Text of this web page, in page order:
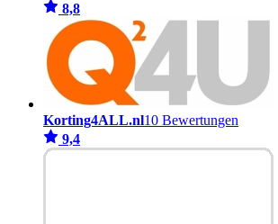
8,8
Korting4ALL.nl10 Bewertungen
9,4